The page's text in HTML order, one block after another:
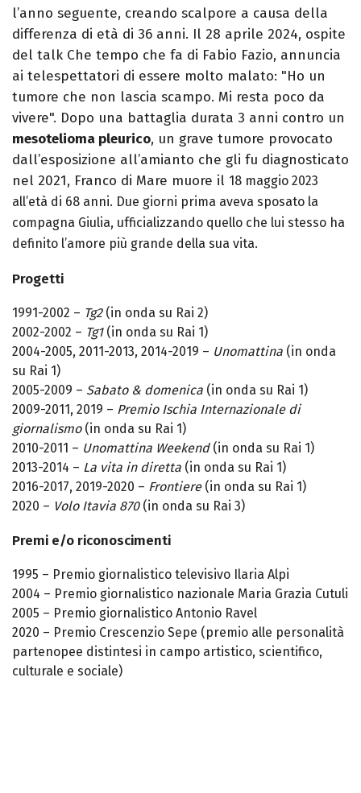
l’anno seguente, creando scalpore a causa della
differenza di età di 36 anni. Il 28 aprile 2024, ospite
del talk Che tempo che fa di Fabio Fazio, annuncia
ai telespettatori di essere molto malato: "Ho un
tumore che non lascia scampo. Mi resta poco da
vivere". Dopo una battaglia durata 3 anni contro un
mesotelioma pleurico, un grave tumore provocato
dall’esposizione all’amianto che gli fu diagnosticato
nel 2021, Franco di Mare muore il 18 maggio 2023
all’età di 68 anni. Due giorni prima aveva sposato la
compagna Giulia, ufficializzando quello che lui stesso ha
definito l’amore più grande della sua vita.
Progetti
1991-2002 – Tg2 (in onda su Rai 2)
2002-2002 – Tg1 (in onda su Rai 1)
2004-2005, 2011-2013, 2014-2019 – Unomattina (in onda
su Rai 1)
2005-2009 – Sabato & domenica (in onda su Rai 1)
2009-2011, 2019 – Premio Ischia Internazionale di
giornalismo (in onda su Rai 1)
2010-2011 – Unomattina Weekend (in onda su Rai 1)
2013-2014 – La vita in diretta (in onda su Rai 1)
2016-2017, 2019-2020 – Frontiere (in onda su Rai 1)
2020 – Volo Itavia 870 (in onda su Rai 3)
Premi e/o riconoscimenti
1995 – Premio giornalistico televisivo Ilaria Alpi
2004 – Premio giornalistico nazionale Maria Grazia Cutuli
2005 – Premio giornalistico Antonio Ravel
2020 – Premio Crescenzio Sepe (premio alle personalità
partenopee distintesi in campo artistico, scientifico,
culturale e sociale)